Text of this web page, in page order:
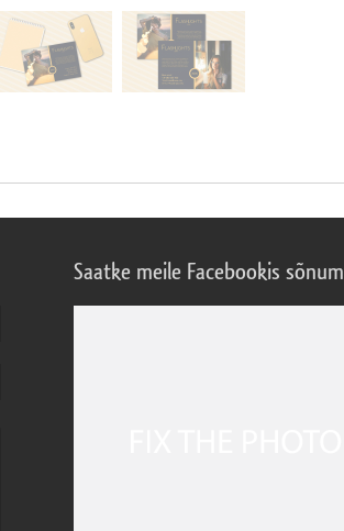
Saatke meile Facebookis sõnum